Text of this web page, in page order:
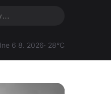
6 8. 2026· 28°C